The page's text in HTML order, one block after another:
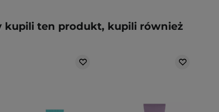
kupili ten produkt, kupili również